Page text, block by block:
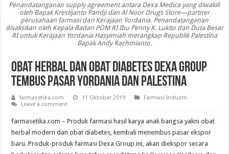
Penandatanganan supply agreement antara Dexa Medica yang diwakili
oleh Bapak Krestijanto Pandji dan Al Noor Drugs Store—partner
perusahaan farmasi dari Kerajaan Yordania. Penandatanganan
disaksikan oleh Kepala Badan POM RI Ibu Penny K. Lukito dan Duta Besar
RI untuk Kerajaan Yordania Hasyimiah merangkap Republik Palestina
Bapak Andy Rachmianto.
Obat Herbal dan Obat Diabetes Dexa Group
Tembus Pasar Yordania dan Palestina
farmasetika.com 11 Oktober 2019
Farmasi Industri
Leave a comment
farmasetika.com – Produk farmasi hasil karya anak bangsa yakni obat
herbal modern dan obat diabetes, kembali menembus pasar ekspor
baru. Produk-produk farmasi Dexa Group ini, akan diekspor secara